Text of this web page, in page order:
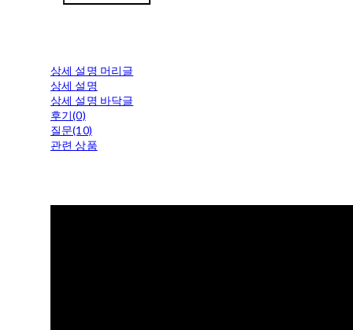
상세 설명 머리글
상세 설명
상세 설명 바닥글
후기(0)
질문(10)
관련 상품